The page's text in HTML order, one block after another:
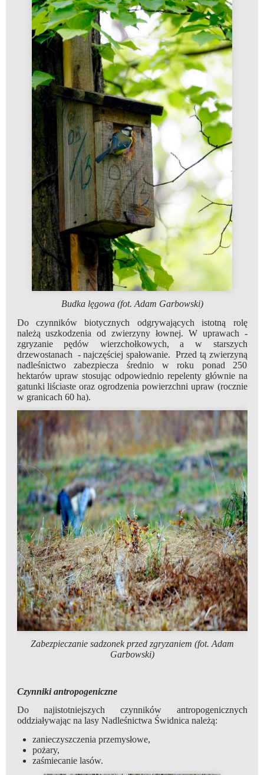
Budka lęgowa (fot. Adam Garbowski)
Do czynników biotycznych odgrywających istotną rolę
należą uszkodzenia od zwierzyny łownej. W uprawach -
zgryzanie pędów wierzchołkowych, a w starszych
drzewostanach - najczęściej spałowanie. Przed tą zwierzyną
nadleśnictwo zabezpiecza średnio w roku ponad 250
hektarów upraw stosując odpowiednio repelenty głównie na
gatunki liściaste oraz ogrodzenia powierzchni upraw (rocznie
w granicach 60 ha).
Zabezpieczanie sadzonek przed zgryzaniem (fot. Adam
Garbowski)
Czynniki antropogeniczne
Do najistotniejszych czynników antropogenicznych
oddziaływając na lasy Nadleśnictwa Świdnica należą:
zanieczyszczenia przemysłowe,
pożary,
zaśmiecanie lasów.